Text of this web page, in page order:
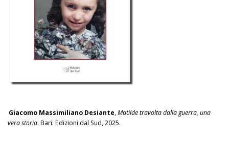
Giacomo Massimiliano Desiante,Matilde travolta dalla guerra, una
vera storia. Bari: Edizioni dal Sud, 2025.